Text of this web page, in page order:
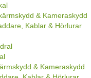
& Kameraskydd
Kablar & Hörlurar
& Kameraskydd